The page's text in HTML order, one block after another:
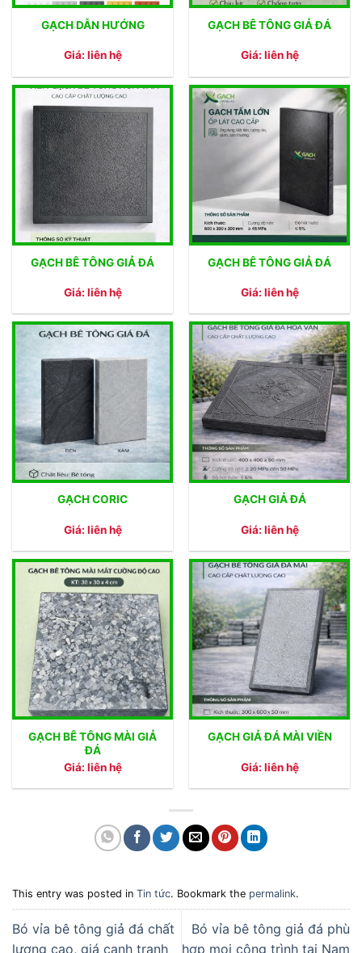
GẠCH DẪN HƯỚNG
Giá: liên hệ
GẠCH BÊ TÔNG GIẢ ĐÁ
Giá: liên hệ
GẠCH BÊ TÔNG GIẢ ĐÁ
Giá: liên hệ
GẠCH BÊ TÔNG GIẢ ĐÁ
Giá: liên hệ
GẠCH CORIC
Giá: liên hệ
GẠCH GIẢ ĐÁ
Giá: liên hệ
GẠCH BÊ TÔNG MÀI GIẢ
ĐÁ
Giá: liên hệ
GẠCH GIẢ ĐÁ MÀI VIỀN
Giá: liên hệ
This entry was posted in Tin tức. Bookmark the permalink.
Bó vỉa bê tông giả đá chất
lượng cao, giá cạnh tranh
Bó vỉa bê tông giả đá phù
hợp mọi công trình tại Nam